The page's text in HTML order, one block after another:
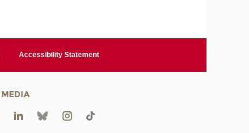
Accessibility Statement